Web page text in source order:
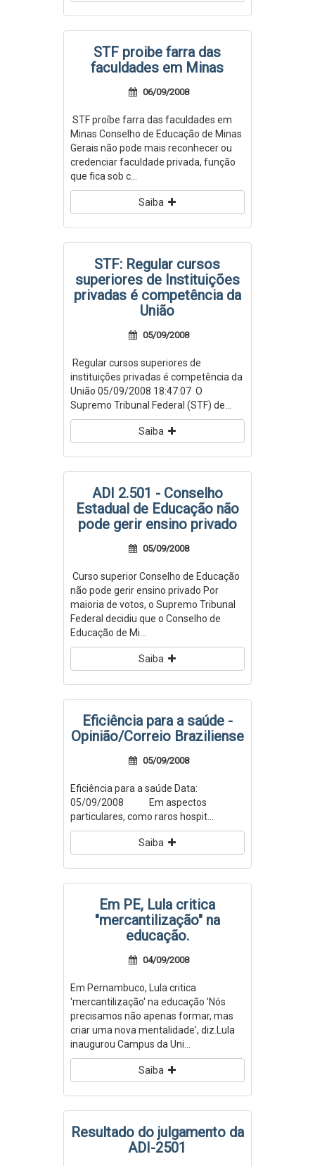
STF proibe farra das
faculdades em Minas
06/09/2008
STF proíbe farra das faculdades em
Minas Conselho de Educação de Minas
Gerais não pode mais reconhecer ou
credenciar faculdade privada, função
que fica sob c...
Saiba
STF: Regular cursos
superiores de Instituições
privadas é competência da
União
05/09/2008
Regular cursos superiores de
instituições privadas é competência da
União 05/09/2008 18:47:07 O
Supremo Tribunal Federal (STF) de...
Saiba
ADI 2.501 - Conselho
Estadual de Educação não
pode gerir ensino privado
05/09/2008
Curso superior Conselho de Educação
não pode gerir ensino privado Por
maioria de votos, o Supremo Tribunal
Federal decidiu que o Conselho de
Educação de Mi...
Saiba
Eficiência para a saúde -
Opinião/Correio Braziliense
05/09/2008
Eficiência para a saúde Data:
05/09/2008 Em aspectos
particulares, como raros hospit...
Saiba
Em PE, Lula critica
"mercantilização" na
educação.
04/09/2008
Em Pernambuco, Lula critica
'mercantilização' na educação 'Nós
precisamos não apenas formar, mas
criar uma nova mentalidade', diz.Lula
inaugurou Campus da Uni...
Saiba
Resultado do julgamento da
ADI-2501